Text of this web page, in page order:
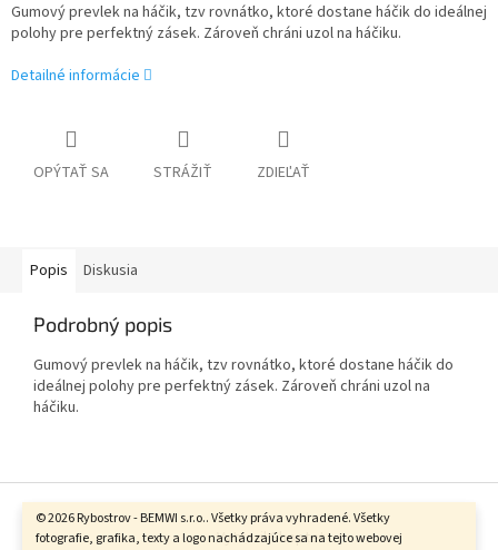
© 2026 Rybostrov - BEMWI s.r.o.. Všetky práva vyhradené. Všetky
fotografie, grafika, texty a logo nachádzajúce sa na tejto webovej
Gumový prevlek na háčik, tzv rovnátko, ktoré dostane háčik do ideálnej
polohy pre perfektný zásek. Zároveň chráni uzol na háčiku.
Detailné informácie
OPÝTAŤ SA STRÁŽIŤ ZDIEĽAŤ
Popis Diskusia
Podrobný popis
Gumový prevlek na háčik, tzv rovnátko, ktoré dostane háčik do
ideálnej polohy pre perfektný zásek. Zároveň chráni uzol na
háčiku.
Vytvoril Shoptet